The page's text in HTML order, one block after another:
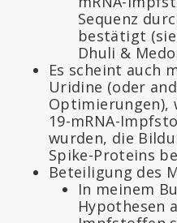
Sequenz
bestätigt
Dhuli &
Es scheint auch
Uridine (oder
Optimierungen),
19-mRNA-
wurden, die
Spike-Proteins
Beteiligung des
In meinem
Hypothesen